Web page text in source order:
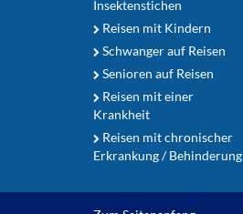
Insektenstichen
Reisen mit Kindern
Schwanger auf Reisen
Senioren auf Reisen
Reisen mit einer
Krankheit
Reisen mit chronischer
Erkrankung / Behinderung